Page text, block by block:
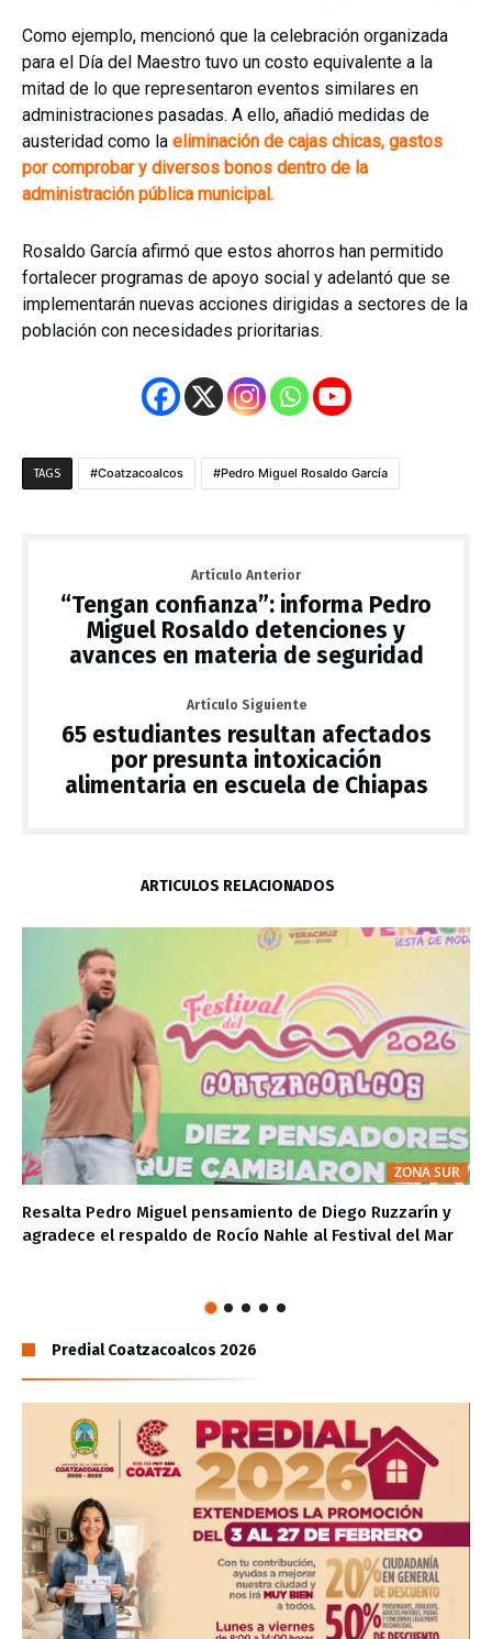
Como ejemplo, mencionó que la celebración organizada
para el Día del Maestro tuvo un costo equivalente a la
mitad de lo que representaron eventos similares en
administraciones pasadas. A ello, añadió medidas de
austeridad como la eliminación de cajas chicas, gastos
por comprobar y diversos bonos dentro de la
administración pública municipal.
Rosaldo García afirmó que estos ahorros han permitido
fortalecer programas de apoyo social y adelantó que se
implementarán nuevas acciones dirigidas a sectores de la
población con necesidades prioritarias.
TAGS Coatzacoalcos Pedro Miguel Rosaldo García
Artículo Anterior
“Tengan confianza”: informa Pedro
Miguel Rosaldo detenciones y
avances en materia de seguridad
Artículo Siguiente
65 estudiantes resultan afectados
por presunta intoxicación
alimentaria en escuela de Chiapas
ARTÍCULOS RELACIONADOS
ZONA SUR
Resalta Pedro Miguel pensamiento de Diego Ruzzarín y
agradece el respaldo de Rocío Nahle al Festival del Mar
Predial Coatzacoalcos 2026